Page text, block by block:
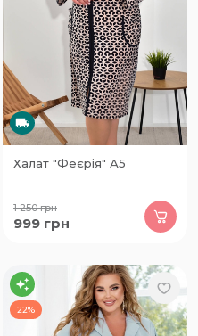
Халат "Феєрія" А5
1 250грн
999 грн
22%